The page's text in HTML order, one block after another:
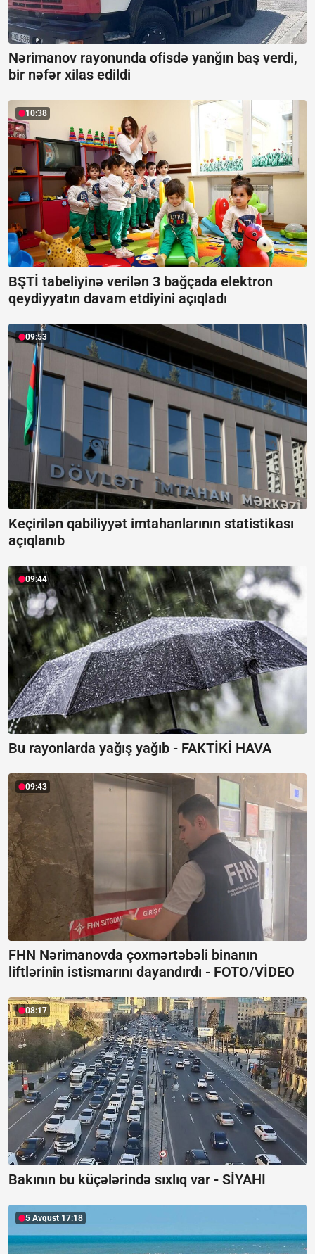
Nərimanov rayonunda ofisdə yanğın baş verdi,
bir nəfər xilas edildi
10:38
BŞTİ tabeliyinə verilən 3 bağçada elektron
qeydiyyatın davam etdiyini açıqladı
09:53
Keçirilən qabiliyyət imtahanlarının statistikası
açıqlanıb
09:44
Bu rayonlarda yağış yağıb - FAKTİKİ HAVA
09:43
FHN Nərimanovda çoxmərtəbəli binanın
liftlərinin istismarını dayandırdı - FOTO/VİDEO
08:17
Bakının bu küçələrində sıxlıq var - SİYAHI
5 Avqust 17:18